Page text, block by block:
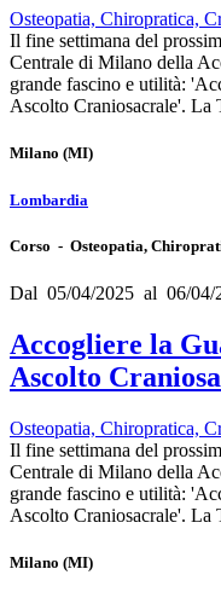
Osteopatia, Chiropratica,
Il fine settimana del
Centrale di Milano della
grande fascino e utilità:
Ascolto Craniosacrale'. La
Milano (MI)
Lombardia
Corso - Osteopatia,
Dal 05/04/2025 al 06/04/
Accogliere la
Ascolto
Osteopatia, Chiropratica,
Il fine settimana del
Centrale di Milano della
grande fascino e utilità:
Ascolto Craniosacrale'. La
Milano (MI)